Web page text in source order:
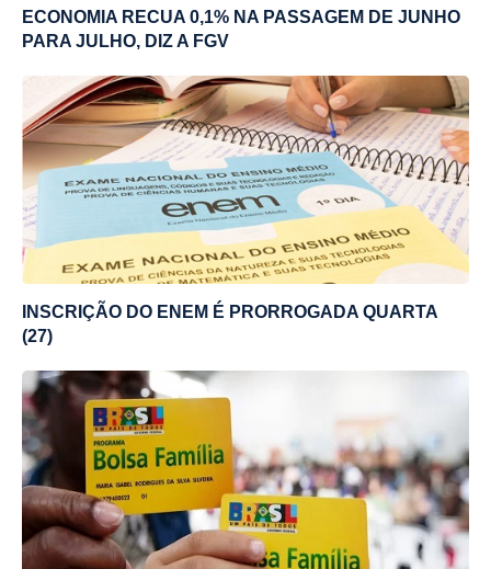
ECONOMIA RECUA 0,1% NA PASSAGEM DE JUNHO
PARA JULHO, DIZ A FGV
INSCRIÇÃO DO ENEM É PRORROGADA QUARTA
(27)